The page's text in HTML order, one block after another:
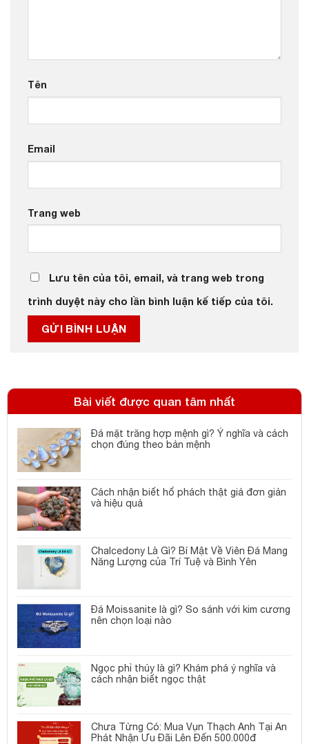
Bài viết được quan tâm nhất
Đá mặt trăng hợp mệnh gì? Ý nghĩa và cách
chọn đúng theo bản mệnh
Cách nhận biết hổ phách thật giả đơn giản
và hiệu quả
Chalcedony Là Gì? Bí Mật Về Viên Đá Mang
Năng Lượng của Trí Tuệ và Bình Yên
Đá Moissanite là gì? So sánh với kim cương
nên chọn loại nào
Ngọc phỉ thúy là gì? Khám phá ý nghĩa và
cách nhận biết ngọc thật
Chưa Từng Có: Mua Vụn Thạch Anh Tại An
Phát Nhận Ưu Đãi Lên Đến 500.000đ
Tên
Email
Trang web
Lưu tên của tôi, email, và trang web trong
trình duyệt này cho lần bình luận kế tiếp của tôi.